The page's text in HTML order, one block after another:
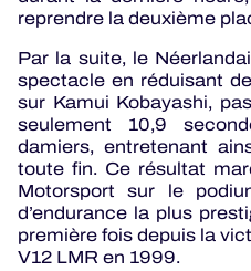
reprendre la deuxième
Par la suite, le
spectacle en réduisant
sur Kamui Kobayashi,
seulement 10,9
damiers, entretenant
toute fin. Ce résultat
Motorsport sur le
d’endurance la plus
première fois depuis la
V12 LMR en 1999.